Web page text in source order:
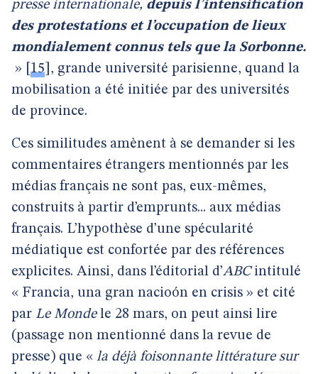
presse internationale, depuis l’intensification
des protestations et l’occupation de lieux
mondialement connus tels que la Sorbonne.
»
15 , grande université parisienne, quand la
mobilisation a été initiée par des universités
de province.
Ces similitudes amènent à se demander si les
commentaires étrangers mentionnés par les
médias français ne sont pas, eux-mêmes,
construits à partir d’emprunts... aux médias
français. L’hypothèse d’une spécularité
médiatique est confortée par des références
explicites. Ainsi, dans l’éditorial d’ABC intitulé
« Francia, una gran nacioón en crisis » et cité
par Le Mondele 28 mars, on peut ainsi lire
(passage non mentionné dans la revue de
presse) que « la déjà foisonnante littérature sur